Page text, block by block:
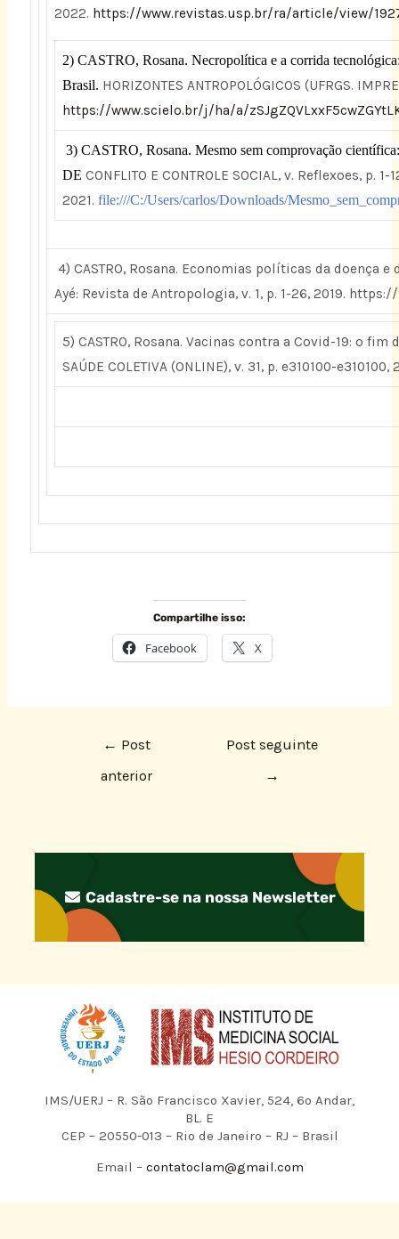
2022. https://www.revistas.usp.br/ra/article/view/
2) CASTRO, Rosana. Necropolítica e a corrida
Brasil. HORIZONTES ANTROPOLÓGICOS (UFRGS.
https://www.scielo.br/j/ha/a/
3) CASTRO, Rosana. Mesmo sem comprovação
DE CONFLITO E CONTROLE SOCIAL, v. Reflexoes, p. 1-
2021. file:///C:/Users/carlos/Downloads/
4) CASTRO, Rosana. Economias políticas da doença
Ayé: Revista de Antropologia, v. 1, p. 1-26, 2019.
5) CASTRO, Rosana. Vacinas contra a Covid-19: o fim
SAÚDE COLETIVA (ONLINE), v. 31, p. e310100-e310100,
Compartilhe isso:
Facebook X
← Post
anterior
Post seguinte
→
Cadastre-se na nossa Newsletter
IMS/UERJ – R. São Francisco Xavier, 524, 6º Andar,
BL. E
CEP – 20550-013 – Rio de Janeiro – RJ – Brasil
Email –contatoclam@gmail.com